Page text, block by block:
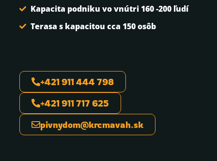
Kapacita podniku vo vnútri 160 -200 ľudí
Terasa s kapacitou cca 150 osôb
+421 911 444 798
+421 911 717 625
pivnydom@krcmavah.sk